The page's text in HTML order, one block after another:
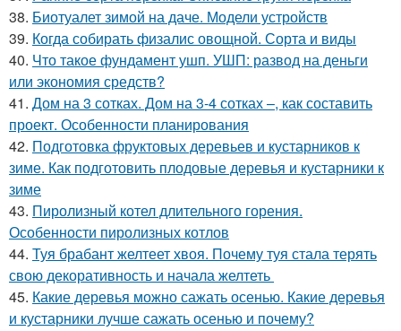
38. Биотуалет зимой на даче. Модели устройств
39. Когда собирать физалис овощной. Сорта и виды
40. Что такое фундамент ушп. УШП: развод на деньги
или экономия средств?
41. Дом на 3 сотках. Дом на 3-4 сотках –, как составить
проект. Особенности планирования
42. Подготовка фруктовых деревьев и кустарников к
зиме. Как подготовить плодовые деревья и кустарники к
зиме
43. Пиролизный котел длительного горения.
Особенности пиролизных котлов
44. Туя брабант желтеет хвоя. Почему туя стала терять
свою декоративность и начала желтеть
45. Какие деревья можно сажать осенью. Какие деревья
и кустарники лучше сажать осенью и почему?